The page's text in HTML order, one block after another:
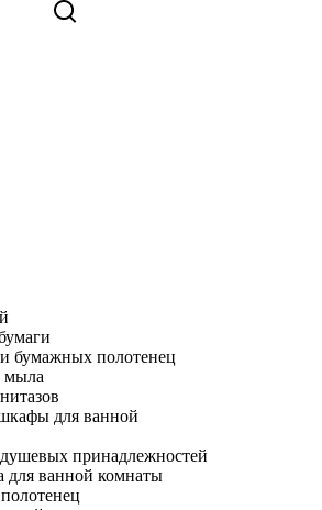
бумажных полотенец
мыла
для ванной
принадлежностей
для ванной комнаты